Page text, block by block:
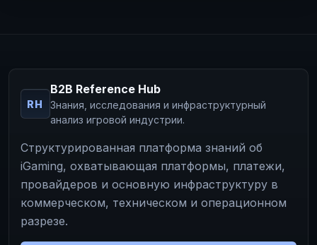
RH
B2B Reference Hub
Знания, исследования и инфраструктурный
анализ игровой индустрии.
Структурированная платформа знаний об
iGaming, охватывающая платформы, платежи,
провайдеров и основную инфраструктуру в
коммерческом, техническом и операционном
разрезе.